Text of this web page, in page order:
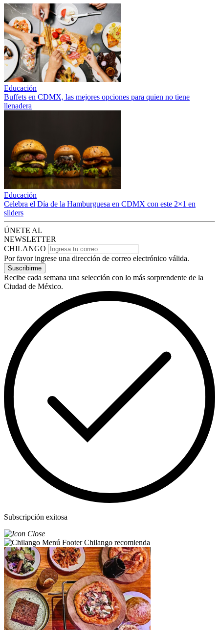
Educación
Buffets en CDMX, las mejores opciones para quien no tiene
llenadera
Educación
Celebra el Día de la Hamburguesa en CDMX con este 2×1 en
sliders
ÚNETE AL
NEWSLETTER
CHILANGO
Por favor ingrese una dirección de correo electrónico válida.
Suscribirme
Recibe cada semana una selección con lo más sorprendente de la
Ciudad de México.
Subscripción exitosa
Chilango recomienda